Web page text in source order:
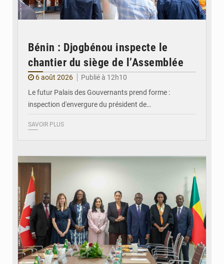
Bénin : Djogbénou inspecte le
chantier du siège de l’Assemblée
6 août 2026
Publié à 12h10
Le futur Palais des Gouvernants prend forme :
inspection d'envergure du président de…
SAVOIR PLUS